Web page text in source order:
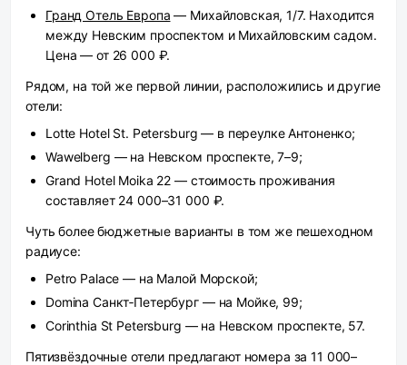
Гранд Отель Европа — Михайловская, 1/7. Находится
между Невским проспектом и Михайловским садом.
Цена — от 26 000 ₽.
Рядом, на той же первой линии, расположились и другие
отели:
Lotte Hotel St. Petersburg — в переулке Антоненко;
Wawelberg — на Невском проспекте, 7–9;
Grand Hotel Moika 22 — стоимость проживания
составляет 24 000–31 000 ₽.
Чуть более бюджетные варианты в том же пешеходном
радиусе:
Petro Palace — на Малой Морской;
Domina Санкт‑Петербург — на Мойке, 99;
Corinthia St Petersburg — на Невском проспекте, 57.
Пятизвёздочные отели предлагают номера за 11 000–